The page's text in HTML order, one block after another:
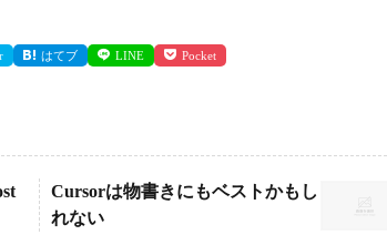
はてブ LINE Pocket
Cursorは物書きにもベストかもし
れない